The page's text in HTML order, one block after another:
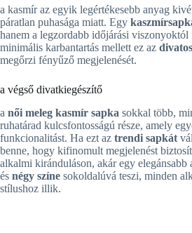
a kasmír az egyik legértékesebb anyag
páratlan puhasága miatt. Egy
hanem a legzordabb időjárási
minimális karbantartás mellett ez az
megőrzi fényűző megjelenését.
a végső divatkiegészítő
a női meleg kasmír sapka sokkal több,
ruhatárad kulcsfontosságú része, amely
funkcionalitást. Ha ezt az trendi sapkát
benne, hogy kifinomult megjelenést
alkalmi kiránduláson, akár egy elegánsabb
és négy színe sokoldalúvá teszi, minden
stílushoz illik.